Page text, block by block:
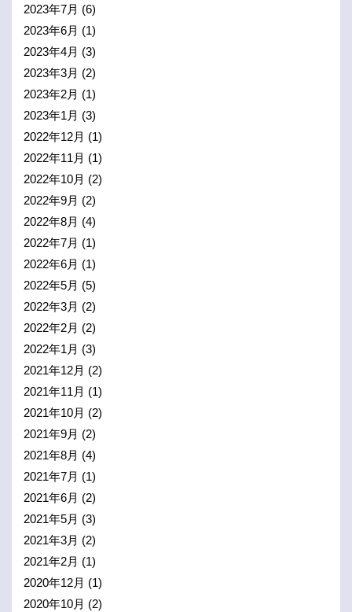
2023年7月 (6)
2023年6月 (1)
2023年4月 (3)
2023年3月 (2)
2023年2月 (1)
2023年1月 (3)
2022年12月 (1)
2022年11月 (1)
2022年10月 (2)
2022年9月 (2)
2022年8月 (4)
2022年7月 (1)
2022年6月 (1)
2022年5月 (5)
2022年3月 (2)
2022年2月 (2)
2022年1月 (3)
2021年12月 (2)
2021年11月 (1)
2021年10月 (2)
2021年9月 (2)
2021年8月 (4)
2021年7月 (1)
2021年6月 (2)
2021年5月 (3)
2021年3月 (2)
2021年2月 (1)
2020年12月 (1)
2020年10月 (2)